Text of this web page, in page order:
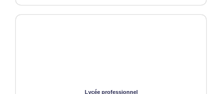
Lycée professionnel